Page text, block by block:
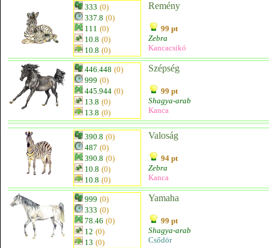
333 (0)
337.8 (0)
111 (0)
10.8 (0)
10.8 (0)
Remény
99 pt
Zebra
Kancacsikó
446.448 (0)
999 (0)
445.944 (0)
13.8 (0)
13.8 (0)
Szépség
99 pt
Shagya-arab
Kanca
390.8 (0)
487 (0)
390.8 (0)
10.8 (0)
10.8 (0)
Valoság
94 pt
Zebra
Kanca
999 (0)
333 (0)
78.46 (0)
12 (0)
13 (0)
Yamaha
99 pt
Shagya-arab
Csődör